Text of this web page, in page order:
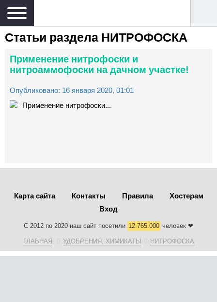
Статьи раздела НИТРОФОСКА
Применение нитрофоски и
нитроаммофоски на дачном участке!
Опубликовано: 16 января 2020, 01:01
Применение нитрофоски...
Карта сайта Контакты Правила
Хостерам
Вход
С 2012 по 2020 наш сайт посетили 12.765.000 человек ❤
ГЛАВНАЯ УДОБРЕНИЯ, ХИМИКАТЫ НИТРОФОСКА